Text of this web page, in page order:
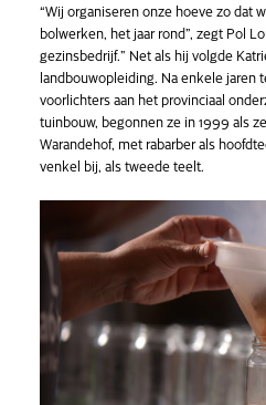
“Wij organiseren onze hoeve zo dat
bolwerken, het jaar rond”, zegt Pol
gezinsbedrijf.” Net als hij volgde
landbouwopleiding. Na enkele jaren
voorlichters aan het provinciaal
tuinbouw, begonnen ze in 1999 als
Warandehof, met rabarber als
venkel bij, als tweede teelt.